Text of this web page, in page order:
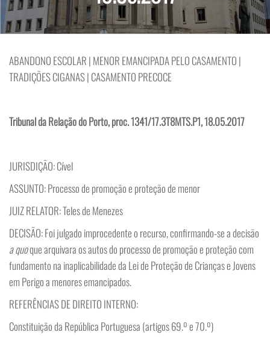
ABANDONO ESCOLAR | MENOR EMANCIPADA PELO CASAMENTO |
TRADIÇÕES CIGANAS | CASAMENTO PRECOCE
Tribunal da Relação do Porto, proc. 1341/17.3T8MTS.P1, 18.05.2017
JURISDIÇÃO: Cível
ASSUNTO: Processo de promoção e proteção de menor
JUIZ RELATOR: Teles de Menezes
DECISÃO: Foi julgado improcedente o recurso, confirmando-se a decisão
a quoque arquivara os autos do processo de promoção e proteção com
fundamento na inaplicabilidade da Lei de Proteção de Crianças e Jovens
em Perigo a menores emancipados.
REFERÊNCIAS DE DIREITO INTERNO:
Constituição da República Portuguesa (artigos 69.º e 70.º)